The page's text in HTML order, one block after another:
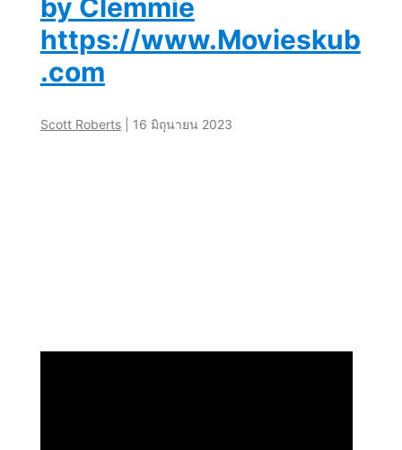
10
ล้าน
by Clemmie
https://www.Movieskub
.com
Scott Roberts 16 มิถุนายน 2023